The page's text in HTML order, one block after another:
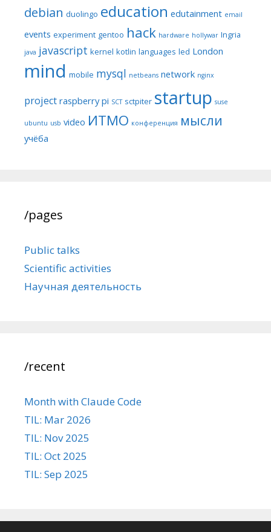
debian duolingo education edutainment email
events experiment gentoo hack hardware hollywar Ingria
java javascript kernel kotlin languages led London
mind mobile mysql netbeans network nginx
project raspberry pi SCT sctpiter startup suse
ubuntu usb video ИТМО конференция мысли
учёба
/pages
Public talks
Scientific activities
Научная деятельность
/recent
Month with Claude Code
TIL: Mar 2026
TIL: Nov 2025
TIL: Oct 2025
TIL: Sep 2025